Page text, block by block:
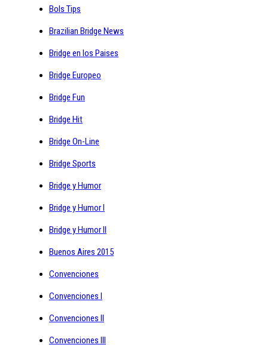
Bols Tips
Brazilian Bridge News
Bridge en los Paises
Bridge Europeo
Bridge Fun
Bridge Hit
Bridge On-Line
Bridge Sports
Bridge y Humor
Bridge y Humor I
Bridge y Humor II
Buenos Aires 2015
Convenciones
Convenciones I
Convenciones II
Convenciones III